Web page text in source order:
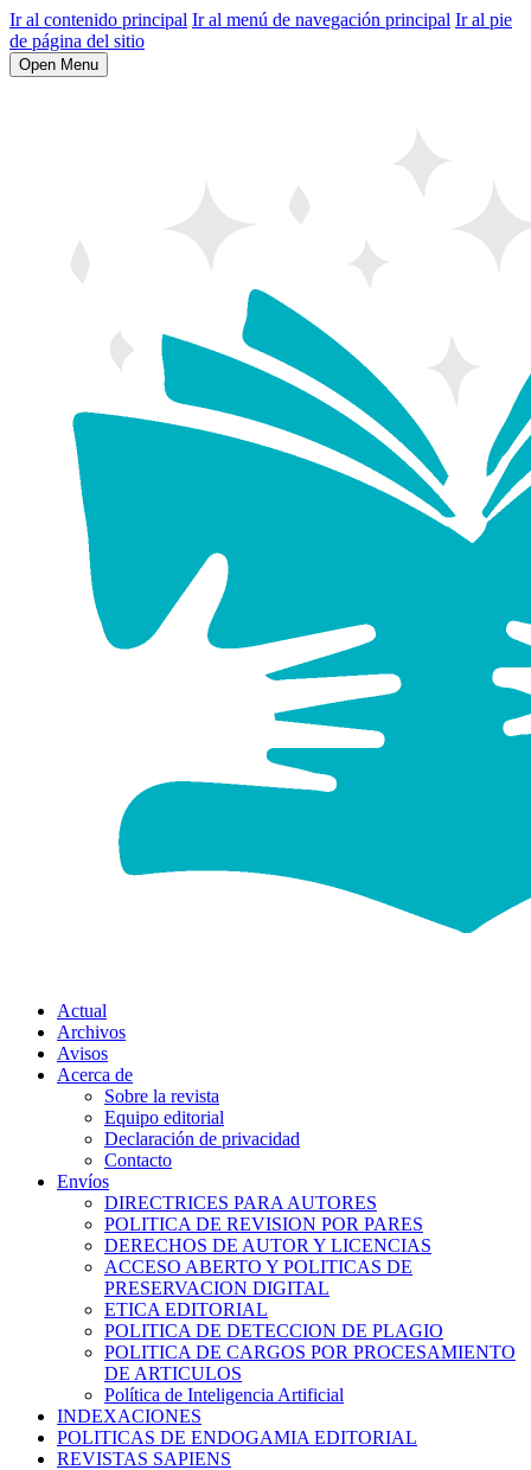
Ir al contenido principal Ir al menú de navegación principal Ir al pie
de página del sitio
Open Menu
Actual
Archivos
Avisos
Acerca de
Sobre la revista
Equipo editorial
Declaración de privacidad
Contacto
Envíos
DIRECTRICES PARA AUTORES
POLITICA DE REVISION POR PARES
DERECHOS DE AUTOR Y LICENCIAS
ACCESO ABERTO Y POLITICAS DE
PRESERVACION DIGITAL
ETICA EDITORIAL
POLITICA DE DETECCION DE PLAGIO
POLITICA DE CARGOS POR PROCESAMIENTO
DE ARTICULOS
Política de Inteligencia Artificial
INDEXACIONES
POLITICAS DE ENDOGAMIA EDITORIAL
REVISTAS SAPIENS